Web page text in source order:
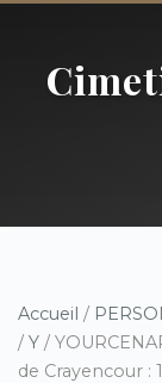
Accueil /
/ Y /
de Crayencour :